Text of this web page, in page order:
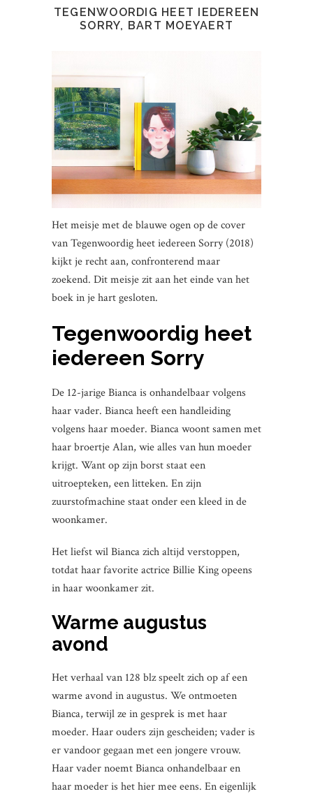
TEGENWOORDIG HEET IEDEREEN
SORRY, BART MOEYAERT
Het meisje met de blauwe ogen op de cover
van Tegenwoordig heet iedereen Sorry (2018)
kijkt je recht aan, confronterend maar
zoekend. Dit meisje zit aan het einde van het
boek in je hart gesloten.
Tegenwoordig heet
iedereen Sorry
De 12-jarige Bianca is onhandelbaar volgens
haar vader. Bianca heeft een handleiding
volgens haar moeder. Bianca woont samen met
haar broertje Alan, wie alles van hun moeder
krijgt. Want op zijn borst staat een
uitroepteken, een litteken. En zijn
zuurstofmachine staat onder een kleed in de
woonkamer.
Het liefst wil Bianca zich altijd verstoppen,
totdat haar favorite actrice Billie King opeens
in haar woonkamer zit.
Warme augustus
avond
Het verhaal van 128 blz speelt zich op af een
warme avond in augustus. We ontmoeten
Bianca, terwijl ze in gesprek is met haar
moeder. Haar ouders zijn gescheiden; vader is
er vandoor gegaan met een jongere vrouw.
Haar vader noemt Bianca onhandelbaar en
haar moeder is het hier mee eens. En eigenlijk